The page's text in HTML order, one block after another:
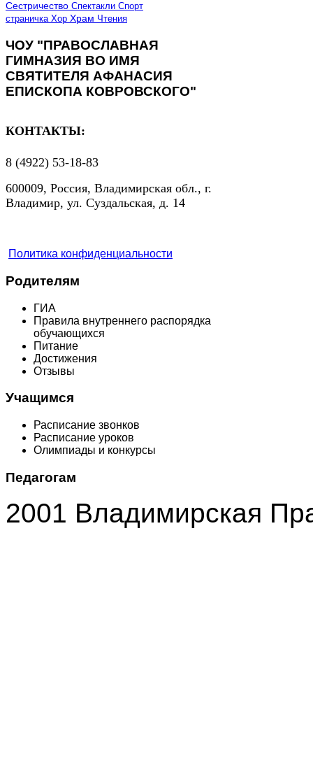
Сестричество Спектакли Спорт
страничка Хор Храм Чтения
ЧОУ "ПРАВОСЛАВНАЯ
ГИМНАЗИЯ ВО ИМЯ
СВЯТИТЕЛЯ АФАНАСИЯ
ЕПИСКОПА КОВРОВСКОГО"
КОНТАКТЫ:
8 (4922) 53-18-83
600009, Россия, Владимирская обл., г.
Владимир, ул. Суздальская, д. 14
Политика конфиденциальности
Родителям
ГИА
Правила внутреннего распорядка
обучающихся
Питание
Достижения
Отзывы
Учащимся
Расписание звонков
Расписание уроков
Олимпиады и конкурсы
Педагогам
2001 Владимирская